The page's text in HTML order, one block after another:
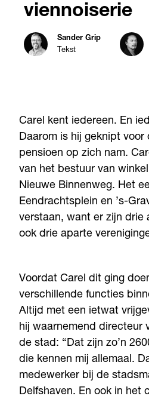
viennoiserie
Sander Grip
Tekst
Carel kent iedereen. En
Daarom is hij geknipt voor
pensioen op zich nam.
van het bestuur van
Nieuwe Binnenweg. Het
Eendrachtsplein en ’s-
verstaan, want er zijn drie
ook drie aparte
Voordat Carel dit ging
verschillende functies
Altijd met een ietwat
hij waarnemend directeur
de stad: “Dat zijn zo’n
die kennen mij allemaal.
medewerker bij de
Delfshaven. En ook in het